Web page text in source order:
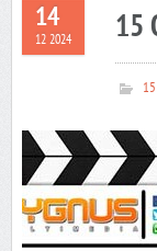
14
12 2024 15